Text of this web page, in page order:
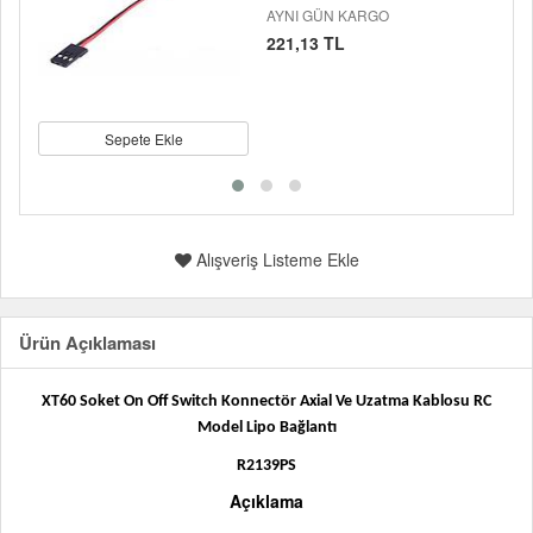
Sepete Ekle
AYNI GÜN KARGO
221,13 TL
Alışveriş Listeme Ekle
Ürün Açıklaması
XT60 Soket On Off Switch Konnectör Axial Ve Uzatma Kablosu RC
Model Lipo Bağlantı
R2139PS
Açıklama